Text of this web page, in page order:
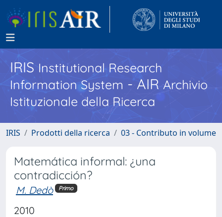
IRISInstitutional Research
Information System - AIR Archivio
Istituzionale della Ricerca
IRIS Prodotti della ricerca 03 - Contributo in volume
Matemática informal: ¿una
contradicción?
M. Dedò Primo
2010